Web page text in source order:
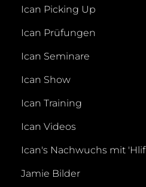
Ican Picking Up
Ican Prüfungen
Ican Seminare
Ican Show
Ican Training
Ican Videos
Ican's Nachwuchs mit
Jamie Bilder